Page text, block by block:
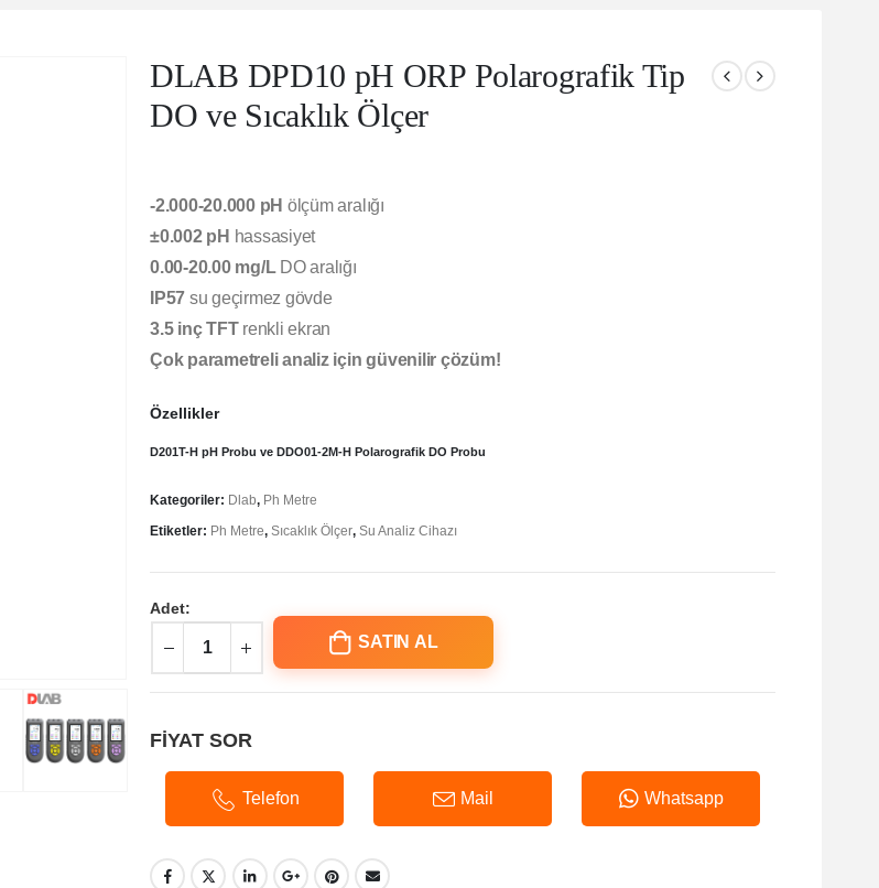
DLAB DPD10 pH ORP Polarografik Tip
DO ve Sıcaklık Ölçer
-2.000-20.000 pH ölçüm aralığı
±0.002 pH hassasiyet
0.00-20.00 mg/LDO aralığı
IP57 su geçirmez gövde
3.5 inç TFTrenkli ekran
Çok parametreli analiz için güvenilir çözüm!
Özellikler
D201T-H pH Probu ve DDO01-2M-H Polarografik DO Probu
Kategoriler: Dlab, Ph Metre
Etiketler: Ph Metre, Sıcaklık Ölçer, Su Analiz Cihazı
Adet:
SATIN AL
FİYAT SOR
Telefon Mail Whatsapp